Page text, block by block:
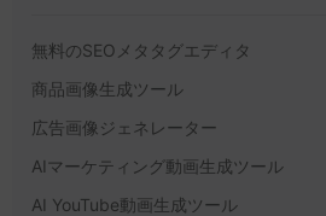
無料のSEOメタタグエディタ
商品画像生成ツール
広告画像ジェネレーター
AIマーケティング動画生成ツール
AI YouTube動画生成ツール